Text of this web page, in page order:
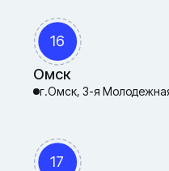
16
Омск
г.Омск, 3-я
17